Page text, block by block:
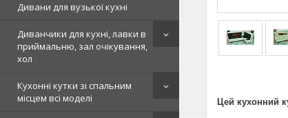
Дивани для вузької кухні
Диванчики для кухні, лавки в
приймальню, зал очікування,
хол
Кухонні кутки зі спальним
місцем всі моделі
Цей кухонний